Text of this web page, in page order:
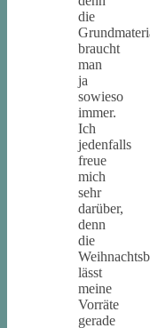
die
braucht
man
ja
sowieso
immer.
Ich
jedenfalls
freue
mich
sehr
darüber,
denn
die
lässt
meine
Vorräte
gerade